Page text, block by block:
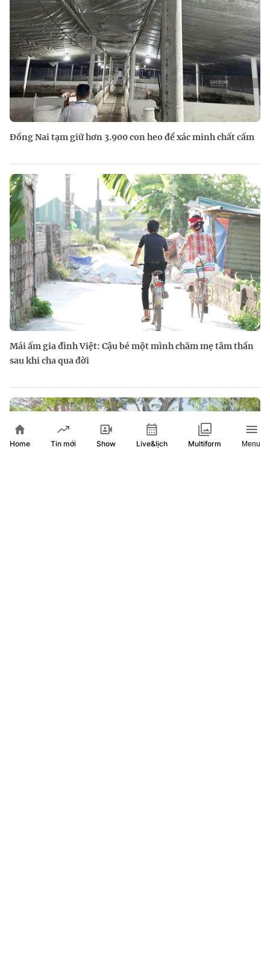
Đồng Nai tạm giữ hơn 3.900 con heo để xác minh chất cấm
Mái ấm gia đình Việt: Cậu bé một mình chăm mẹ tâm thần
sau khi cha qua đời
Home Tin mới Show Live&lịch Multiform Menu